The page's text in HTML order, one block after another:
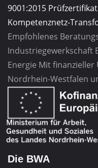
9001:2015 Prüfzertifikat
Kompetenznetz-
Empfohlenes
Industriegewerkschaft
Energie Mit finanzieller
Nordrhein-Westfalen
Die BWA